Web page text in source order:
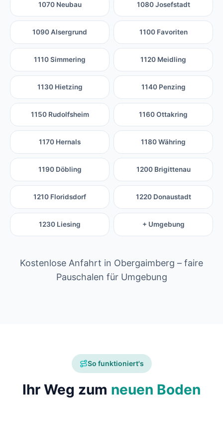
1070 Neubau 1080 Josefstadt
1090 Alsergrund 1100 Favoriten
1110 Simmering 1120 Meidling
1130 Hietzing 1140 Penzing
1150 Rudolfsheim 1160 Ottakring
1170 Hernals 1180 Währing
1190 Döbling 1200 Brigittenau
1210 Floridsdorf 1220 Donaustadt
1230 Liesing + Umgebung
Kostenlose Anfahrt in Obergaimberg – faire
Pauschalen für Umgebung
So funktioniert's
Ihr Weg zum neuen Boden